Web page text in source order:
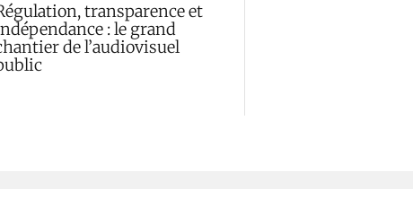
transparence et
: le grand
de l’audiovisuel